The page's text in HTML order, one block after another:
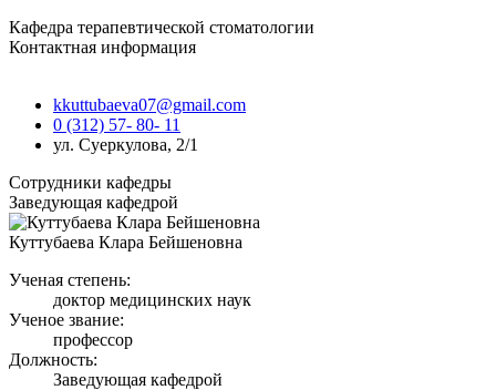
Кафедра терапевтической стоматологии
Контактная информация
kkuttubaeva07@gmail.com
0 (312) 57- 80- 11
ул. Суеркулова, 2/1
Сотрудники кафедры
Заведующая кафедрой
Куттубаева Клара Бейшеновна
Ученая степень:
доктор медицинских наук
Ученое звание:
профессор
Должность:
Заведующая кафедрой